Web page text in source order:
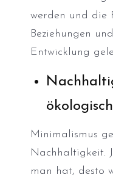
werden und die
Beziehungen
Entwicklung
Minimalismus
Nachhaltigkeit.
man hat, desto